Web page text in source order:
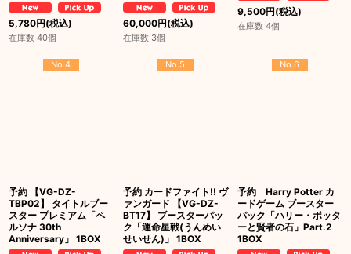
5,780円(税込)
在庫数 40個
60,000円(税込)
在庫数 3個
9,500円(税込)
在庫数 4個
No.4
予約 【VG-DZ-
TBP02】 タイトルブー
スター プレミアム「ペ
ルソナ 30th
Anniversary」 1BOX
No.5
予約 カードファイト!! ヴ
ァンガード 【VG-DZ-
BT17】 ブースターパッ
ク「運命星戦(うんめい
せいせん)」 1BOX
No.6
予約 Harry Potter カ
ードゲーム ブースター
パック「ハリー・ポッタ
ーと賢者の石」Part.2
1BOX